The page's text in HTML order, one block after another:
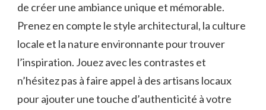
de créer une⁣ ambiance unique et mémorable.
Prenez en compte le style architectural, la culture
locale et la nature environnante ‌pour trouver⁤
l’inspiration. Jouez avec ⁣les contrastes et
⁤n’hésitez⁢ pas à faire appel à des artisans locaux
⁣pour ‍ajouter une‍ touche‌ d’authenticité⁤ à votre ​